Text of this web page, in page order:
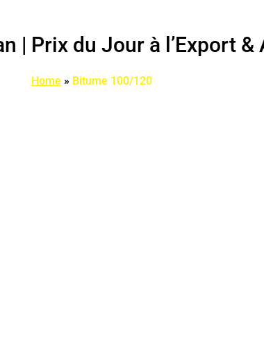
| Prix du Jour à l’Export
Home » Bitume 100/120